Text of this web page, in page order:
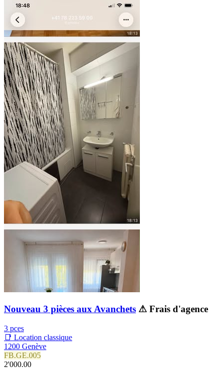
Nouveau 3 pièces aux Avanchets ⚠ Frais d'agence
3 pces
📑 Location classique
1200 Genève
FB.GE.005
2'000.00